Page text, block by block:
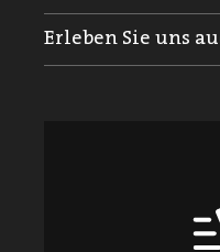
Erleben Sie uns